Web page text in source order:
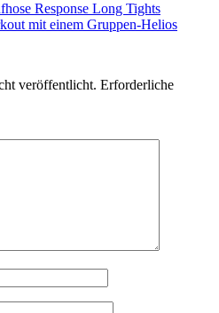
Response Long Tights
mit einem Gruppen-Helios
veröffentlicht. Erforderliche